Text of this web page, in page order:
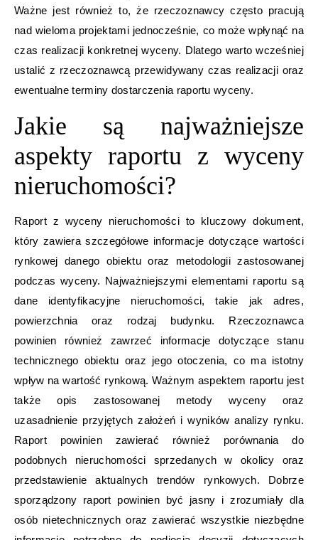
Ważne jest również to, że rzeczoznawcy często pracują
nad wieloma projektami jednocześnie, co może wpłynąć na
czas realizacji konkretnej wyceny. Dlatego warto wcześniej
ustalić z rzeczoznawcą przewidywany czas realizacji oraz
ewentualne terminy dostarczenia raportu wyceny.
Jakie są najważniejsze
aspekty raportu z wyceny
nieruchomości?
Raport z wyceny nieruchomości to kluczowy dokument,
który zawiera szczegółowe informacje dotyczące wartości
rynkowej danego obiektu oraz metodologii zastosowanej
podczas wyceny. Najważniejszymi elementami raportu są
dane identyfikacyjne nieruchomości, takie jak adres,
powierzchnia oraz rodzaj budynku. Rzeczoznawca
powinien również zawrzeć informacje dotyczące stanu
technicznego obiektu oraz jego otoczenia, co ma istotny
wpływ na wartość rynkową. Ważnym aspektem raportu jest
także opis zastosowanej metody wyceny oraz
uzasadnienie przyjętych założeń i wyników analizy rynku.
Raport powinien zawierać również porównania do
podobnych nieruchomości sprzedanych w okolicy oraz
przedstawienie aktualnych trendów rynkowych. Dobrze
sporządzony raport powinien być jasny i zrozumiały dla
osób nietechnicznych oraz zawierać wszystkie niezbędne